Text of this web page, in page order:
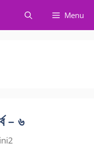
Menu
– ৬